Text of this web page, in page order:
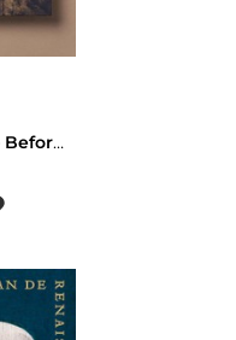
Jimmy Nelson - Before They Pass Away (2020)